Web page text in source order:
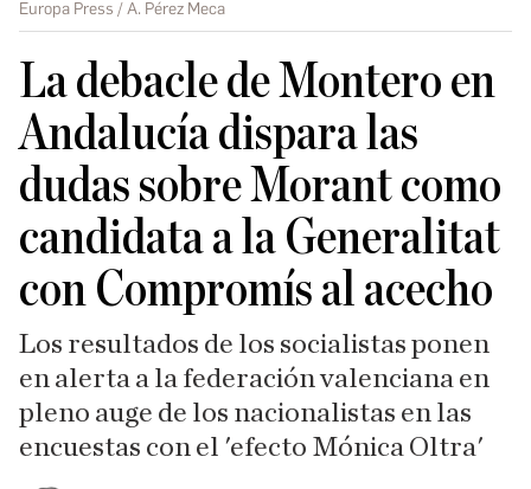
Europa Press / A. Pérez Meca
La debacle de Montero en
Andalucía dispara las
dudas sobre Morant como
candidata a la Generalitat
con Compromís al acecho
Los resultados de los socialistas ponen
en alerta a la federación valenciana en
pleno auge de los nacionalistas en las
encuestas con el 'efecto Mónica Oltra'